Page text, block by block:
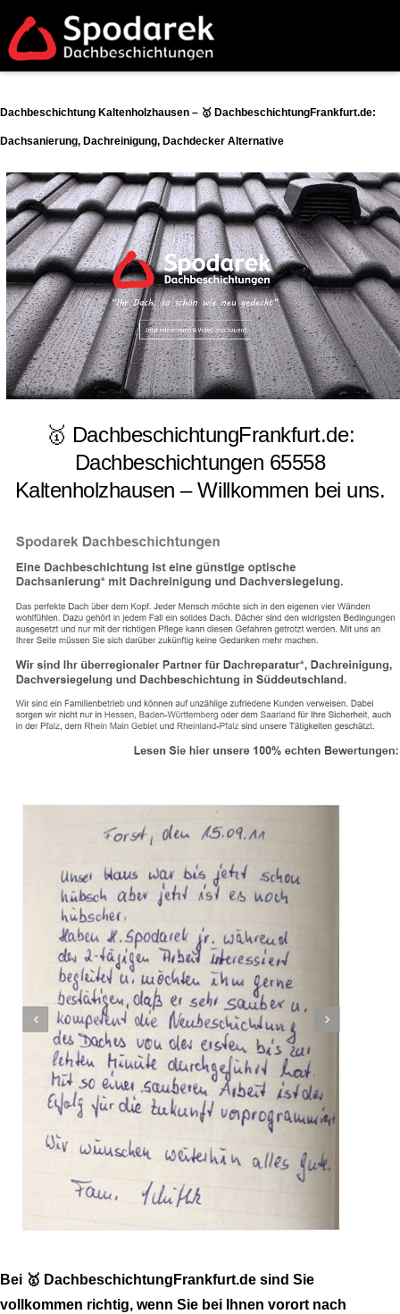
Dachbeschichtung Kaltenholzhausen – 🥇 DachbeschichtungFrankfurt.de:
Dachsanierung, Dachreinigung, Dachdecker Alternative
🥇 DachbeschichtungFrankfurt.de:
Dachbeschichtungen 65558
Kaltenholzhausen – Willkommen bei uns.
Bei 🥇 DachbeschichtungFrankfurt.de sind Sie
vollkommen richtig, wenn Sie bei Ihnen vorort nach